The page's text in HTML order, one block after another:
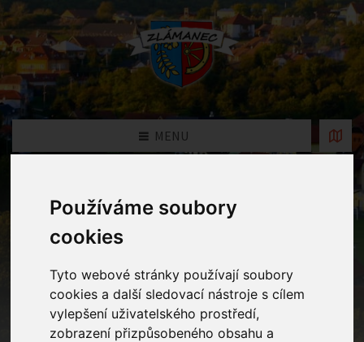
Používáme soubory
cookies
Tyto webové stránky používají soubory
cookies a další sledovací nástroje s cílem
vylepšení uživatelského prostředí,
zobrazení přizpůsobeného obsahu a
MENU
Fotogalerie MŠ
Home Fotogalerie MŠ
Rok